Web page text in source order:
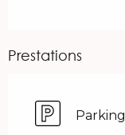
Prestations
Parking